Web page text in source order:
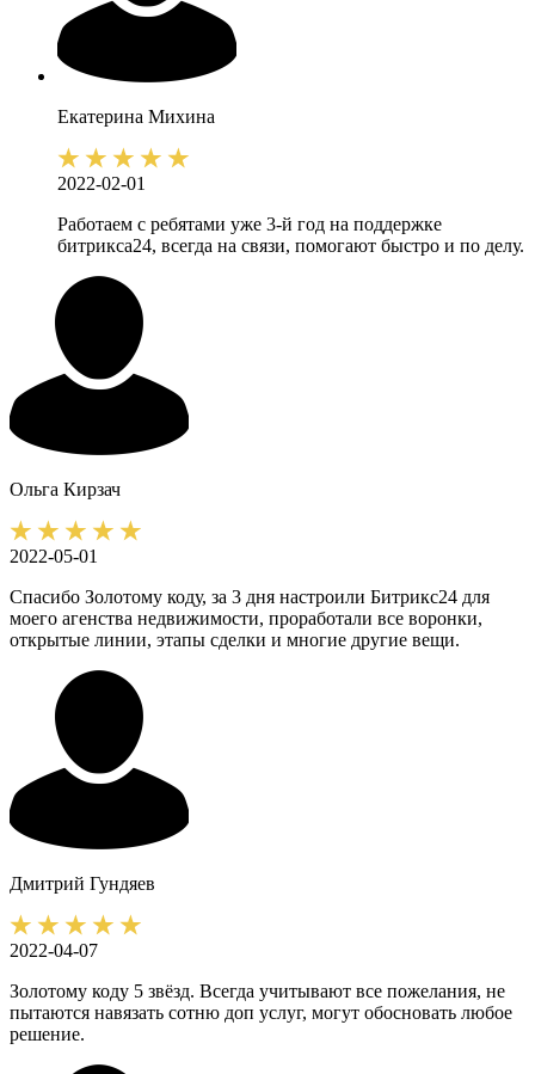
Екатерина Михина
2022-02-01
Работаем с ребятами уже 3-й год на поддержке
битрикса24, всегда на связи, помогают быстро и по делу.
Ольга Кирзач
2022-05-01
Спасибо Золотому коду, за 3 дня настроили Битрикс24 для
моего агенства недвижимости, проработали все воронки,
открытые линии, этапы сделки и многие другие вещи.
Дмитрий Гундяев
2022-04-07
Золотому коду 5 звёзд. Всегда учитывают все пожелания, не
пытаются навязать сотню доп услуг, могут обосновать любое
решение.